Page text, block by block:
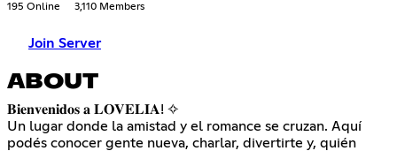
195 Online 3,110 Members
Join Server
ABOUT
𝐁𝐢𝐞𝐧𝐯𝐞𝐧𝐢𝐝𝐨𝐬 𝐚 𝐋𝐎𝐕𝐄𝐋𝐈𝐀! ✧
Un lugar donde la amistad y el romance se cruzan. Aquí
podés conocer gente nueva, charlar, divertirte y, quién